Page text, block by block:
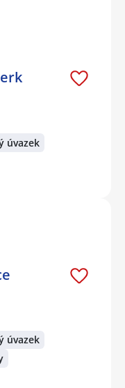
úvazek
úvazek